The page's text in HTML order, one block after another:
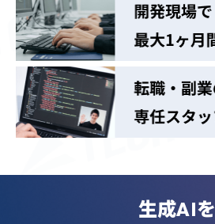
生成AIを